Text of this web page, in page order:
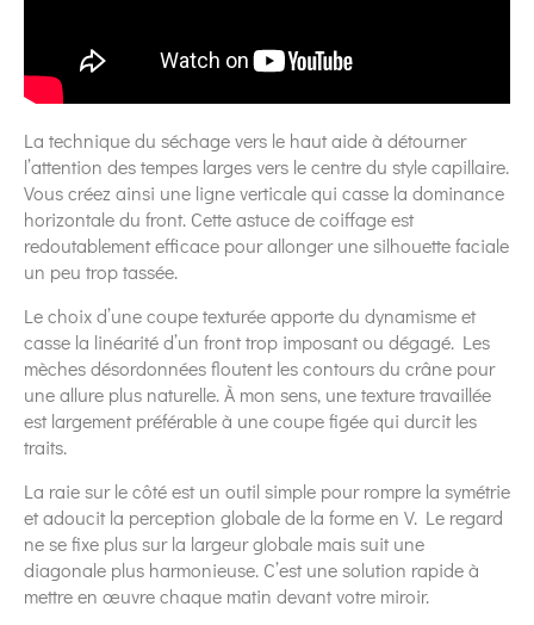
La technique du séchage vers le haut aide à détourner
l’attention des tempes larges vers le centre du style capillaire.
Vous créez ainsi une ligne verticale qui casse la dominance
horizontale du front. Cette astuce de coiffage est
redoutablement efficace pour allonger une silhouette faciale
un peu trop tassée.
Le choix d’une coupe texturée apporte du dynamisme et
casse la linéarité d’un front trop imposant ou dégagé. Les
mèches désordonnées floutent les contours du crâne pour
une allure plus naturelle. À mon sens, une texture travaillée
est largement préférable à une coupe figée qui durcit les
traits.
La raie sur le côté est un outil simple pour rompre la symétrie
et adoucit la perception globale de la forme en V. Le regard
ne se fixe plus sur la largeur globale mais suit une
diagonale plus harmonieuse. C’est une solution rapide à
mettre en œuvre chaque matin devant votre miroir.